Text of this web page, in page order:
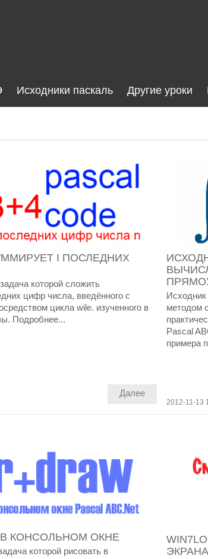
Исходники паскаль Другие уроки
I ПОСЛЕДНИХ
которой сложить
цифр числа, введённого с
цикла wile. изученного в
Подробнее...
Далее
Исходник
методом
Pascal
примера
2012-11-13
КОНСОЛЬНОМ ОКНЕ
которой рисовать в